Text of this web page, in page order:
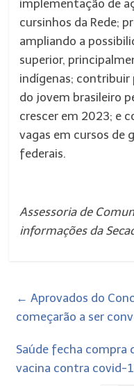
implementação de
cursinhos da Rede;
ampliando a
superior,
indígenas; contribuir
do jovem brasileiro
crescer em 2023; e
vagas em cursos de
federais.
Assessoria de
informações da
← Aprovados do
começarão a ser
Saúde fecha compra
vacina contra covid-